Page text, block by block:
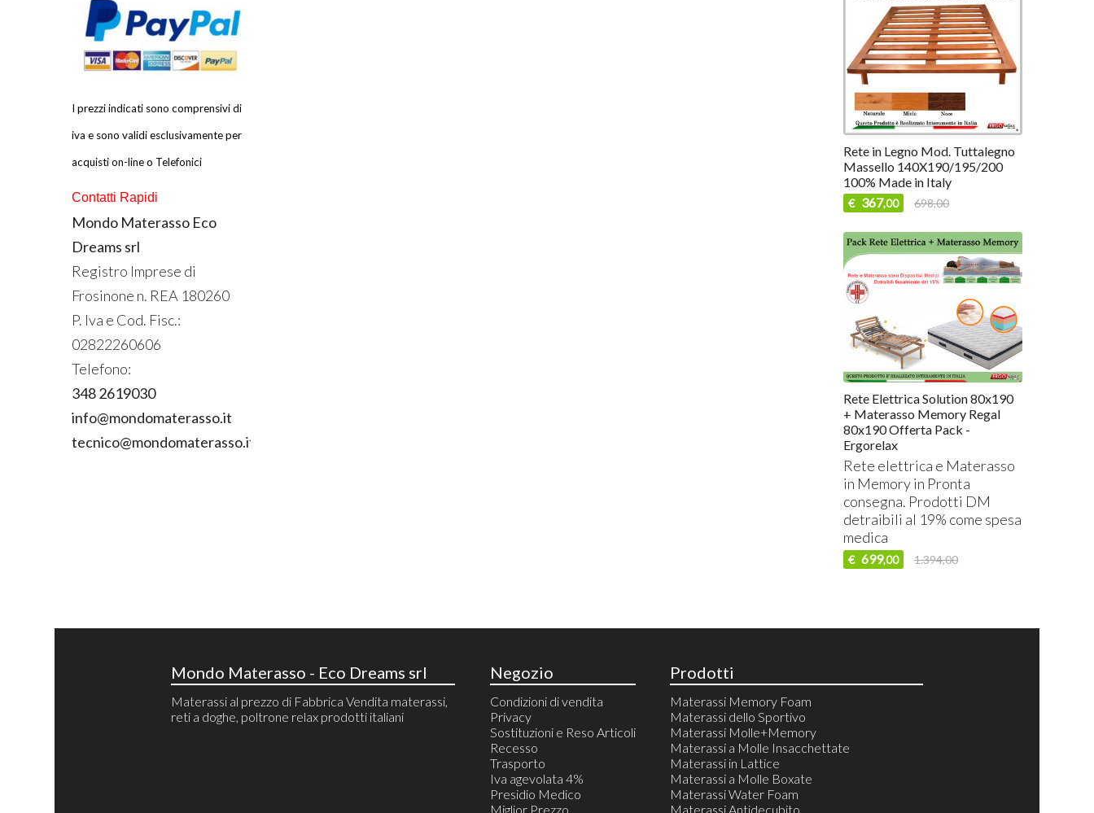
I prezzi indicati sono comprensivi di
iva e sono validi esclusivamente per
acquisti on-line o Telefonici
Contatti Rapidi
Mondo Materasso Eco
Dreams srl
Registro Imprese di
Frosinone n. REA 180260
P. Iva e Cod. Fisc.:
02822260606
Telefono:
348 2619030
info@mondomaterasso.it
tecnico@mondomaterasso.it
Rete in Legno Mod. Tuttalegno
Massello 140X190/195/200
100% Made in Italy
€ 367,00 698,00
Rete Elettrica Solution 80x190
+ Materasso Memory Regal
80x190 Offerta Pack -
Ergorelax
Rete elettrica e Materasso
in Memory in Pronta
consegna. Prodotti DM
detraibili al 19% come spesa
medica
€ 699,00 1.394,00
Mondo Materasso - Eco Dreams srl
Materassi al prezzo di Fabbrica Vendita materassi,
reti a doghe, poltrone relax prodotti italiani
Negozio
Condizioni di vendita
Privacy
Sostituzioni e Reso Articoli
Recesso
Trasporto
Iva agevolata 4%
Presidio Medico
Miglior Prezzo
Prodotti
Materassi Memory Foam
Materassi dello Sportivo
Materassi Molle+Memory
Materassi a Molle Insacchettate
Materassi in Lattice
Materassi a Molle Boxate
Materassi Water Foam
Materassi Antidecubito